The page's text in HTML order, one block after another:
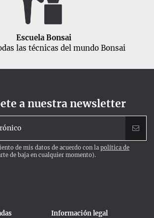
Escuela Bonsai
las técnicas del mundo Bonsai
a nuestra newsletter
de mis datos de acuerdo con la política de
de baja en cualquier momento).
Información legal